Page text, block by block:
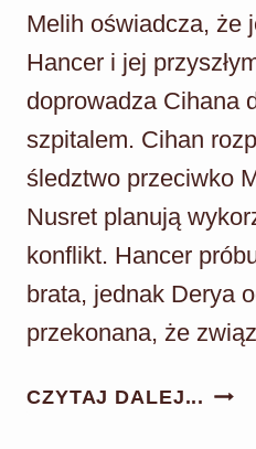
Melih oświadcza, że
Hancer i jej
doprowadza Cihana
szpitalem. Cihan
śledztwo przeciwko
Nusret planują
konflikt. Hancer
brata, jednak Derya
przekonana, że
CZYTAJ DALEJ...